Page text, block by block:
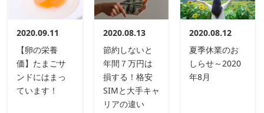
2020.09.11
【卵の栄養
価】たまごサ
ンドにはまっ
ています！
2020.08.13
節約しないと
年間７万円は
損する！格安
SIMと大手キャ
リアの違い
2020.08.12
夏季休業のお
しらせ～2020
年8月